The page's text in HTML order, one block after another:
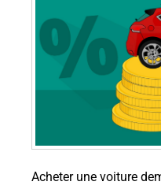
Acheter une voiture